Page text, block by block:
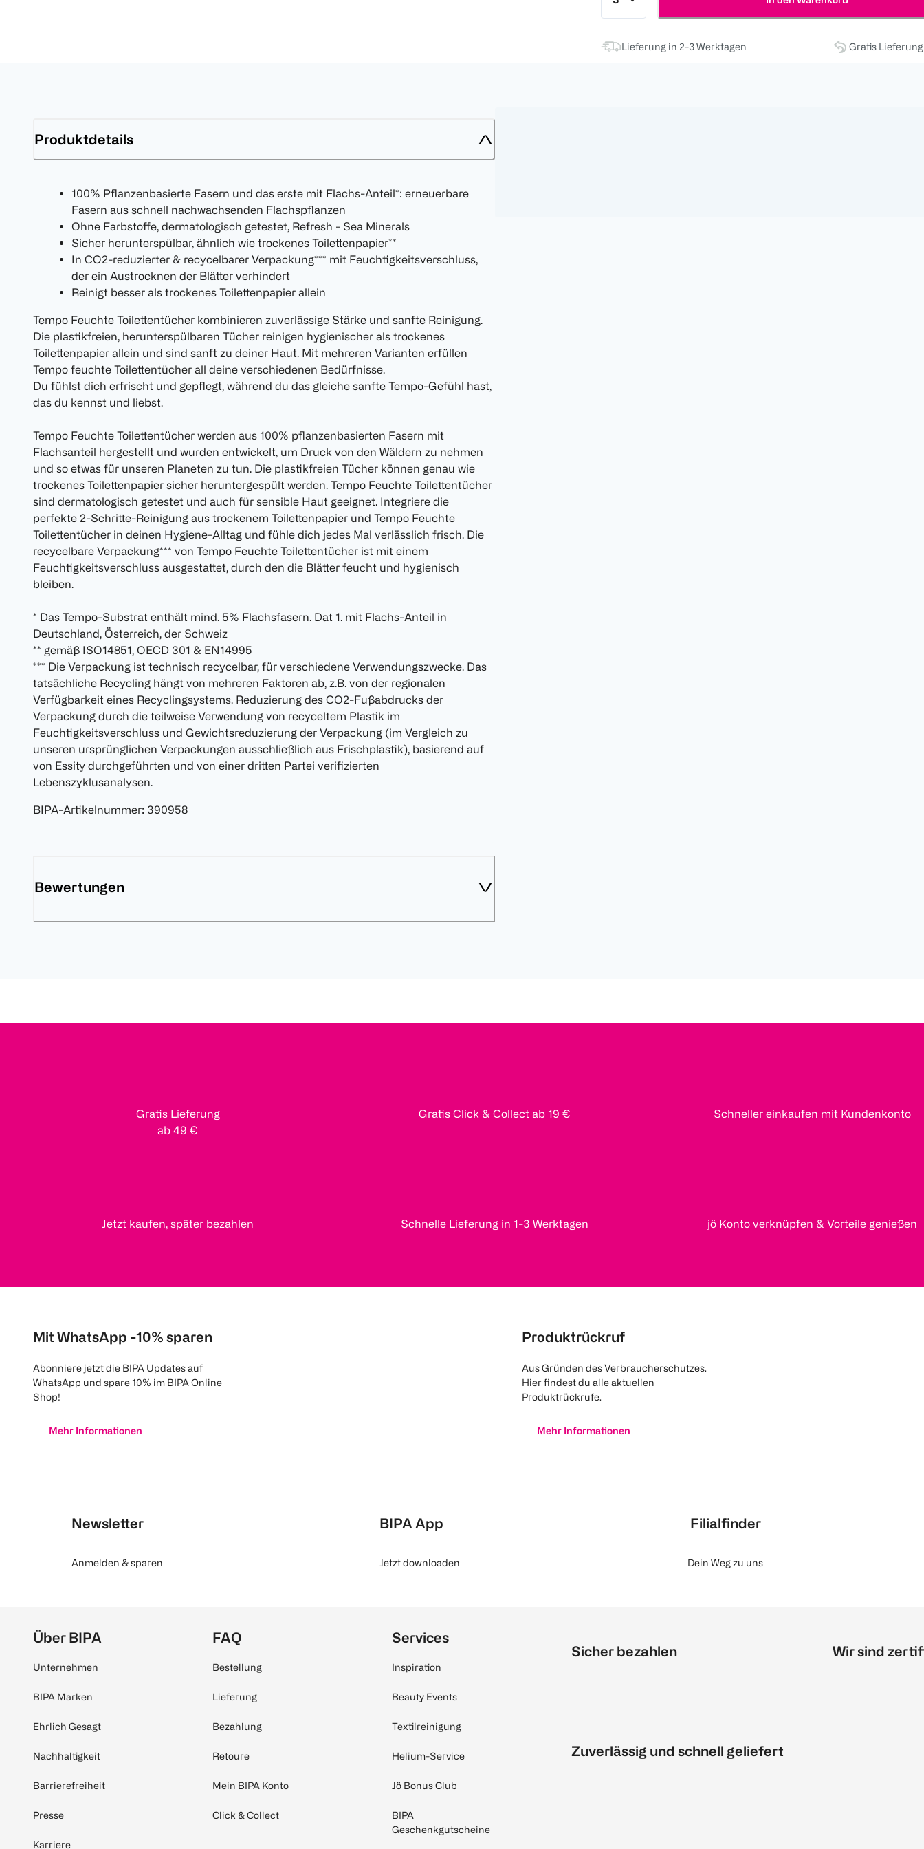
Lieferung in 2-3 Werktagen Gratis
Produktdetails
100% Pflanzenbasierte Fasern und das erste mit Flachs-Anteil*: erneuerbare
Fasern aus schnell nachwachsenden Flachspflanzen
Ohne Farbstoffe, dermatologisch getestet, Refresh - Sea Minerals
Sicher herunterspülbar, ähnlich wie trockenes Toilettenpapier**
In CO2-reduzierter & recycelbarer Verpackung*** mit Feuchtigkeitsverschluss,
der ein Austrocknen der Blätter verhindert
Reinigt besser als trockenes Toilettenpapier allein
Tempo Feuchte Toilettentücher kombinieren zuverlässige Stärke und sanfte Reinigung.
Die plastikfreien, herunterspülbaren Tücher reinigen hygienischer als trockenes
Toilettenpapier allein und sind sanft zu deiner Haut. Mit mehreren Varianten erfüllen
Tempo feuchte Toilettentücher all deine verschiedenen Bedürfnisse.
Du fühlst dich erfrischt und gepflegt, während du das gleiche sanfte Tempo-Gefühl hast,
das du kennst und liebst.
Tempo Feuchte Toilettentücher werden aus 100% pflanzenbasierten Fasern mit
Flachsanteil hergestellt und wurden entwickelt, um Druck von den Wäldern zu nehmen
und so etwas für unseren Planeten zu tun. Die plastikfreien Tücher können genau wie
trockenes Toilettenpapier sicher heruntergespült werden. Tempo Feuchte Toilettentücher
sind dermatologisch getestet und auch für sensible Haut geeignet. Integriere die
perfekte 2-Schritte-Reinigung aus trockenem Toilettenpapier und Tempo Feuchte
Toilettentücher in deinen Hygiene-Alltag und fühle dich jedes Mal verlässlich frisch. Die
recycelbare Verpackung*** von Tempo Feuchte Toilettentücher ist mit einem
Feuchtigkeitsverschluss ausgestattet, durch den die Blätter feucht und hygienisch
bleiben.
* Das Tempo-Substrat enthält mind. 5% Flachsfasern. Dat 1. mit Flachs-Anteil in
Deutschland, Österreich, der Schweiz
** gemäß ISO14851, OECD 301 & EN14995
*** Die Verpackung ist technisch recycelbar, für verschiedene Verwendungszwecke. Das
tatsächliche Recycling hängt von mehreren Faktoren ab, z.B. von der regionalen
Verfügbarkeit eines Recyclingsystems. Reduzierung des CO2-Fußabdrucks der
Verpackung durch die teilweise Verwendung von recyceltem Plastik im
Feuchtigkeitsverschluss und Gewichtsreduzierung der Verpackung (im Vergleich zu
unseren ursprünglichen Verpackungen ausschließlich aus Frischplastik), basierend auf
von Essity durchgeführten und von einer dritten Partei verifizierten
Lebenszyklusanalysen.
BIPA-Artikelnummer: 390958
Bewertungen
Gratis Lieferung
ab 49 €
Gratis Click & Collect ab 19 € Schneller einkaufen mit Kundenkonto
Jetzt kaufen, später bezahlen Schnelle Lieferung in 1-3 Werktagen jö Konto verknüpfen & Vorteile genießen
Mit WhatsApp -10% sparen
Abonniere jetzt die BIPA Updates auf
WhatsApp und spare 10% im BIPA Online
Shop!
Mehr Informationen
Produktrückruf
Aus Gründen des Verbraucherschutzes.
Hier findest du alle aktuellen
Produktrückrufe.
Mehr Informationen
Newsletter
Anmelden & sparen
BIPA App
Jetzt downloaden
Filialfinder
Dein Weg zu uns
Über BIPA
Unternehmen
BIPA Marken
Ehrlich Gesagt
Nachhaltigkeit
Barrierefreiheit
Presse
Karriere
FAQ
Bestellung
Lieferung
Bezahlung
Retoure
Mein BIPA Konto
Click & Collect
Services
Inspiration
Beauty Events
Textilreinigung
Helium-Service
Jö Bonus Club
BIPA
Geschenkgutscheine
Sicher bezahlen
Zuverlässig und schnell geliefert
Wir sind